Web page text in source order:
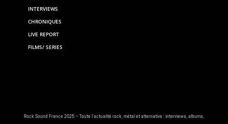
INTERVIEWS
CHRONIQUES
LIVE REPORT
FILMS/ SERIES
Rock Sound France 2025 – Toute l’actualité rock, métal et alternative : interviews,albums,